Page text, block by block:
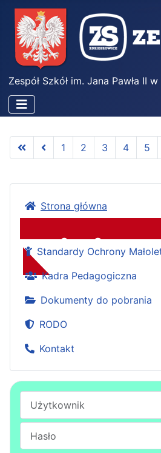
Zespół Szkół im. Jana Pawła II
1 2 3 4 5
Strona główna
Standardy Ochrony
Kadra Pedagogiczna
Dokumenty do pobrania
RODO
Kontakt